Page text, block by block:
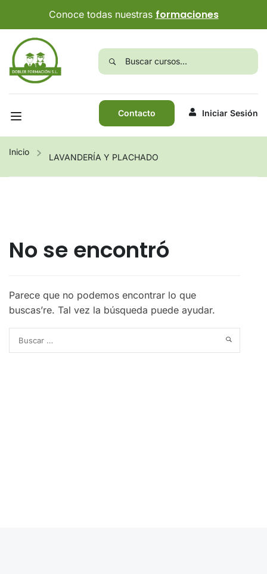
Conoce todas nuestras formaciones
Contacto Iniciar Sesión
Inicio
LAVANDERÍA Y PLACHADO
No se encontró
Parece que no podemos encontrar lo que
buscas’re. Tal vez la búsqueda puede ayudar.